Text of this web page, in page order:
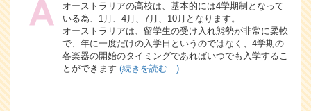
オーストラリアの高校は、基本的には4学期制となって
いる為、1月、4月、7月、10月となります。
オーストラリアは、留学生の受け入れ態勢が非常に柔軟
で、年に一度だけの入学日というのではなく、4学期の
各楽器の開始のタイミングであればいつでも入学するこ
とができます (続きを読む…)